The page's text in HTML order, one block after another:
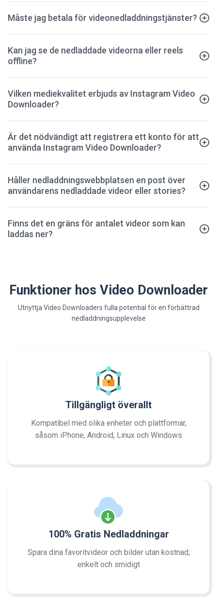
Måste jag betala för videonedladdningstjänster?
Kan jag se de nedladdade videorna eller reels
offline?
Vilken mediekvalitet erbjuds av Instagram Video
Downloader?
Är det nödvändigt att registrera ett konto för att
använda Instagram Video Downloader?
Håller nedladdningswebbplatsen en post över
användarens nedladdade videor eller stories?
Finns det en gräns för antalet videor som kan
laddas ner?
Funktioner hos Video Downloader
Utnyttja Video Downloaders fulla potential för en förbättrad
nedladdningsupplevelse
Tillgängligt överallt
Kompatibel med olika enheter och plattformar,
såsom iPhone, Android, Linux och Windows
100% Gratis Nedladdningar
Spara dina favoritvideor och bilder utan kostnad,
enkelt och smidigt